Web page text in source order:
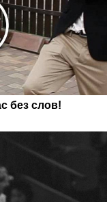
без слов!